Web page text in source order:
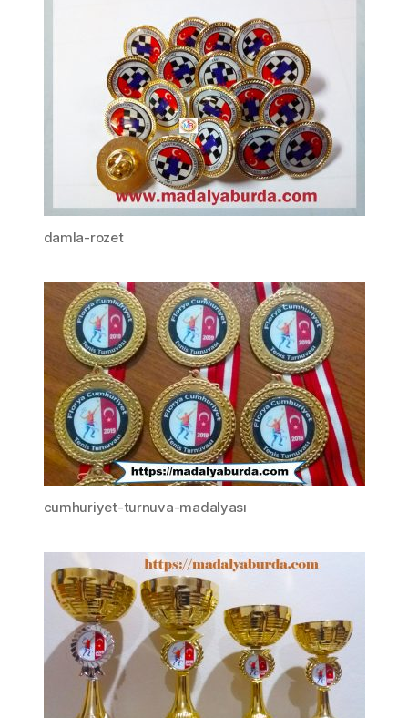
damla-rozet
cumhuriyet-turnuva-madalyası